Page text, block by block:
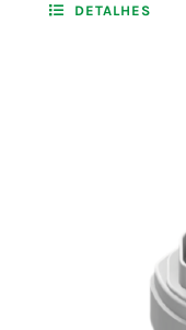
DETALHES